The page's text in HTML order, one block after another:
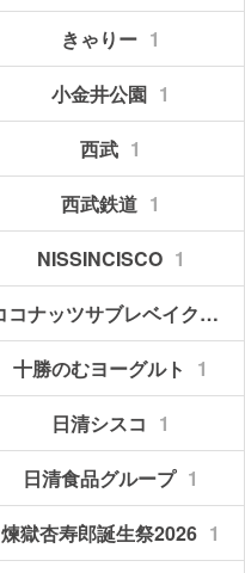
きゃりー 1
小金井公園 1
西武 1
西武鉄道 1
NISSINCISCO 1
ココナッツサブレベイクドチーズ
1
十勝のむヨーグルト
1
日清シスコ 1
日清食品グループ 1
煉獄杏寿郎誕生祭2026 1